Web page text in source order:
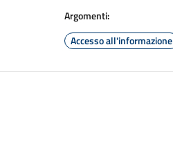
Argomenti:
Accesso all'informazione